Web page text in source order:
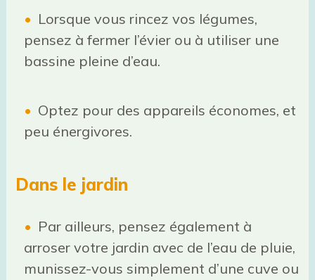
Lorsque vous rincez vos légumes,
pensez à fermer l’évier ou à utiliser une
bassine pleine d’eau.
Optez pour des appareils économes, et
peu énergivores.
Dans le jardin
Par ailleurs, pensez également à
arroser votre jardin avec de l’eau de pluie,
munissez-vous simplement d’une cuve ou